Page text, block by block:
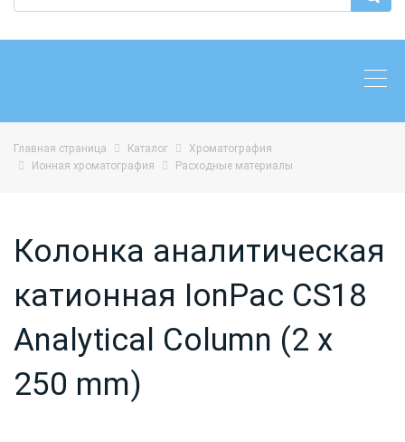
Главная страница Каталог
Хроматография
Ионная хроматография
Расходные материалы
Колонка аналитическая
катионная IonPac CS18
Analytical Column (2 x
250 mm)